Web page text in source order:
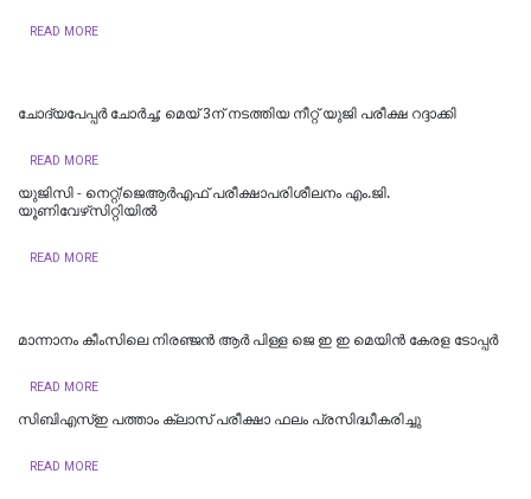
READ MORE
ചോദ്യപേപ്പര്‍ ചോര്‍ച്ച; മെയ് 3ന് നടത്തിയ നീറ്റ് യുജി പരീക്ഷ റദ്ദാക്കി
READ MORE
യുജിസി - നെറ്റ്/ജെആർഎഫ് പരീക്ഷാപരിശീലനം എം.ജി.
യൂണിവേഴ്‌സിറ്റിയില്‍
READ MORE
മാന്നാനം കീംസിലെ നിരഞ്ജൻ ആർ പിള്ള ജെ ഇ ഇ മെയിൻ കേരള ടോപ്പർ
READ MORE
സിബിഎസ്ഇ പത്താം ക്ലാസ് പരീക്ഷാ ഫലം പ്രസിദ്ധീകരിച്ചു
READ MORE